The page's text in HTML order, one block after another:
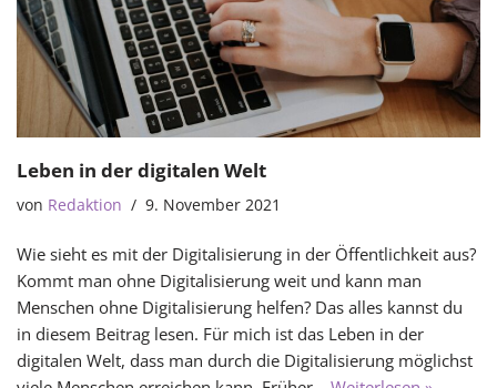
Leben in der digitalen Welt
von Redaktion 9. November 2021
Wie sieht es mit der Digitalisierung in der Öffentlichkeit aus?
Kommt man ohne Digitalisierung weit und kann man
Menschen ohne Digitalisierung helfen? Das alles kannst du
in diesem Beitrag lesen. Für mich ist das Leben in der
digitalen Welt, dass man durch die Digitalisierung möglichst